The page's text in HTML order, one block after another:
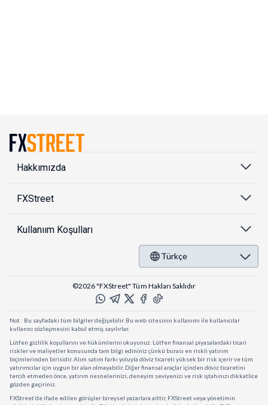
Hakkımızda
FXStreet
Kullanıım Koşulları
Türkçe
©2026 "FXStreet" Tüm Hakları Saklıdır
Not : Bu sayfadaki tüm bilgiler değişebilir. Bu web sitesinin kullanımı ile kullanıcılar
kullanıcı sözleşmesini kabul etmiş sayılırlar.
Lütfen gizlilik koşullarını ve hükümlerini okuyunuz. Lütfen finansal piyasalardaki ticari
riskler ve maliyetler konusunda tam bilgi edininiz çünkü burası en riskli yatırım
biçimlerinden birisidir. Alım satım farkı yoluyla döviz ticareti yüksek bir risk içerir ve tüm
yatırımcılar için uygun bir alan olmayabilir. Diğer finansal araçlar içinden döviz ticaretini
tercih etmeden önce, yatırım nesnelerinizi, deneyim seviyenizi ve risk iştahınızı dikkatlice
gözden geçiriniz.
FXStreet’de ifade edilen görüşler bireysel yazarlara aittir, FXStreet veya yönetimin